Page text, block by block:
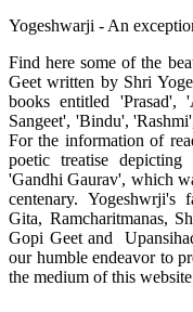
Yogeshwarji - An
Find here some of the
Geet written by Shri
books entitled
Sangeet', 'Bindu',
For the information of
poetic treatise
'Gandhi Gaurav', which
centenary. Yogeshwrji's
Gita, Ramcharitmanas,
Gopi Geet and
our humble endeavor to
the medium of this